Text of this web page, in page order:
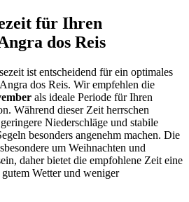
für Ihren
dos Reis
ist entscheidend für ein optimales
dos Reis. Wir empfehlen die
als ideale Periode für Ihren
Während dieser Zeit herrschen
Niederschläge und stabile
besonders angenehm machen. Die
um Weihnachten und
daher bietet die empfohlene Zeit eine
Wetter und weniger